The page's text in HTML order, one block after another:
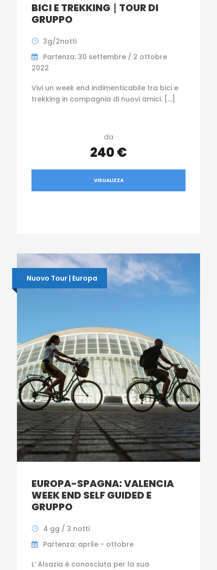
BICI E TREKKING ∣ TOUR DI
GRUPPO
3g/2notti
Partenza: 30 settembre / 2 ottobre
2022
Vivi un week end indimenticabile tra bici e
trekking in compagnia di nuovi amici. […]
da
240 €
VISUALIZZA
Nuovo Tour | Europa
EUROPA-SPAGNA: VALENCIA
WEEK END SELF GUIDED E
GRUPPO
4 gg / 3 notti
Partenza: aprile - ottobre
L’ Alsazia è conosciuta per la sua